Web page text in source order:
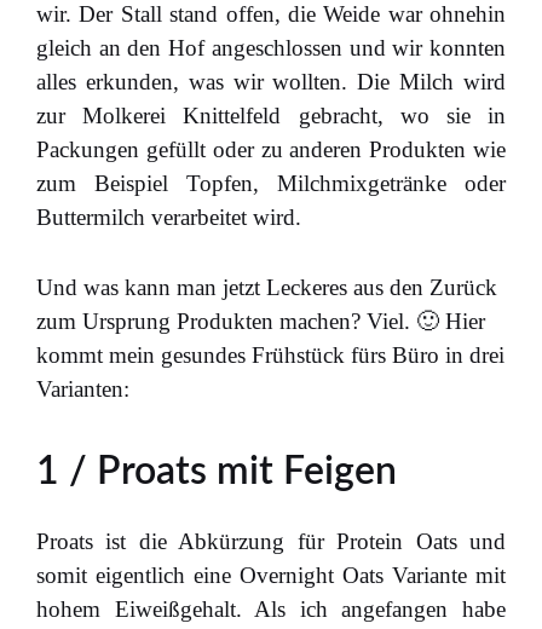
wir. Der Stall stand offen, die Weide war ohnehin
gleich an den Hof angeschlossen und wir konnten
alles erkunden, was wir wollten. Die Milch wird
zur Molkerei Knittelfeld gebracht, wo sie in
Packungen gefüllt oder zu anderen Produkten wie
zum Beispiel Topfen, Milchmixgetränke oder
Buttermilch verarbeitet wird.
Und was kann man jetzt Leckeres aus den Zurück
zum Ursprung Produkten machen? Viel. 🙂 Hier
kommt mein gesundes Frühstück fürs Büro in drei
Varianten:
1 / Proats mit Feigen
Proats ist die Abkürzung für Protein Oats und
somit eigentlich eine Overnight Oats Variante mit
hohem Eiweißgehalt. Als ich angefangen habe